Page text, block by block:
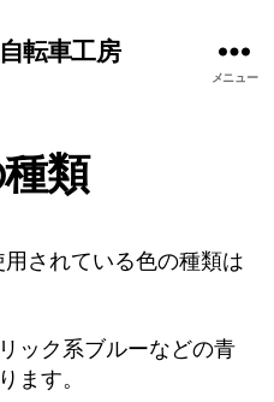
転車工房
メニュー
類
されている色の種類は
ック系ブルーなどの青
ます。